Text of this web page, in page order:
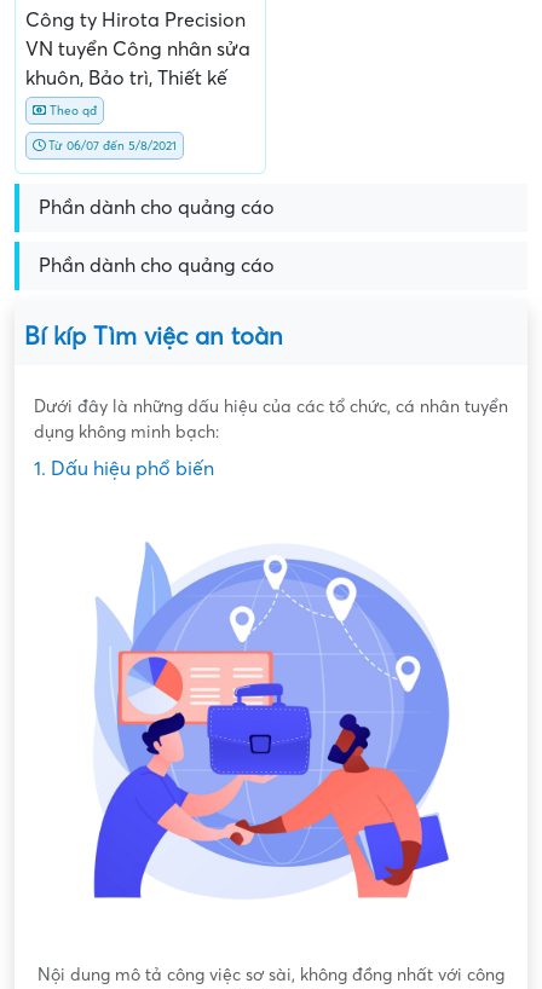
Công ty Hirota Precision
VN tuyển Công nhân sửa
khuôn, Bảo trì, Thiết kế
Theo qđ
Từ 06/07 đến 5/8/2021
Phần dành cho quảng cáo
Phần dành cho quảng cáo
Bí kíp Tìm việc an toàn
Dưới đây là những dấu hiệu của các tổ chức, cá nhân tuyển
dụng không minh bạch:
1. Dấu hiệu phổ biến
Nội dung mô tả công việc sơ sài, không đồng nhất với công